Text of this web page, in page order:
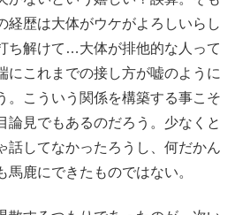
経歴は大体がウケがよろしいらし
ち解けて…大体が排他的な人って
にこれまでの接し方が嘘のように
。こういう関係を構築する事こそ
論見でもあるのだろう。少なくと
話してなかったろうし、何だかん
鹿にできたものではない。